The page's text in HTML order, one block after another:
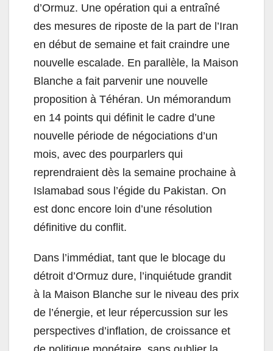
d’Ormuz. Une opération qui a entraîné
des mesures de riposte de la part de l’Iran
en début de semaine et fait craindre une
nouvelle escalade. En parallèle, la Maison
Blanche a fait parvenir une nouvelle
proposition à Téhéran. Un mémorandum
en 14 points qui définit le cadre d’une
nouvelle période de négociations d’un
mois, avec des pourparlers qui
reprendraient dès la semaine prochaine à
Islamabad sous l’égide du Pakistan. On
est donc encore loin d’une résolution
définitive du conflit.
Dans l’immédiat, tant que le blocage du
détroit d’Ormuz dure, l’inquiétude grandit
à la Maison Blanche sur le niveau des prix
de l’énergie, et leur répercussion sur les
perspectives d’inflation, de croissance et